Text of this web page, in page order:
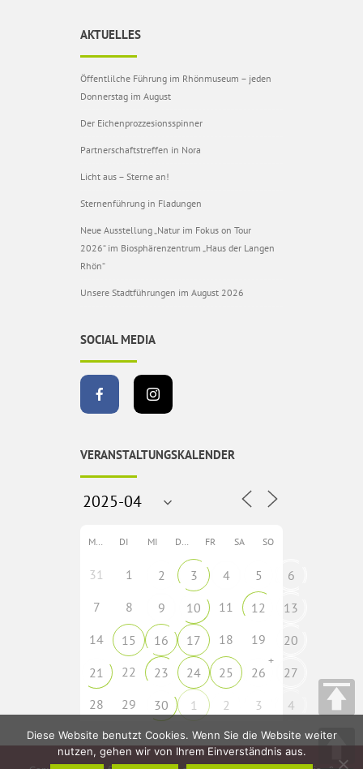
AKTUELLES
Öffentlilche Führung im Rhönmuseum – jeden
Donnerstag im August
Der Eichenprozzesionsspinner
Partnerschaftstreffen in Nora
Licht aus – Sterne an!
Sternenführung in Fladungen
Neue Ausstellung „Natur im Fokus on Tour
2026“ im Biosphärenzentrum „Haus der Langen
Rhön“
Unsere Stadtführungen im August 2026
SOCIAL MEDIA
VERANSTALTUNGSKALENDER
MO DI MI DO FR SA SO
31 1 2 3 4 5
6
7
8 9 10 11 12
13
14
15 16 17 18 19
20
21
22 23 24 25 26
+
27
28
29 30 1 2 3 4
Diese Website benutzt Cookies. Wenn Sie die Website weiter
nutzen, gehen wir von Ihrem Einverständnis aus.